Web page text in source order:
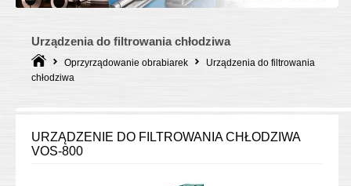
Urządzenia do filtrowania chłodziwa
Oprzyrządowanie obrabiarek
Urządzenia do filtrowania
chłodziwa
URZĄDZENIE DO FILTROWANIA CHŁODZIWA
VOS-800